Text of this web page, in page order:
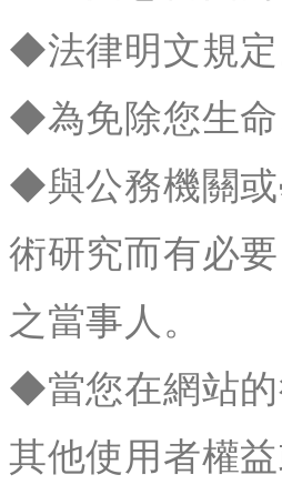
◆法律明文規定
◆為免除您生命
◆與公務機關或
術研究而有必
之當事人。
◆當您在網站的
其他使用者權